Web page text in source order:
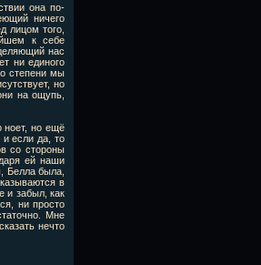
она по-
ничего
лицом того,
к себе
нас
ни единого
степени мы
но
на ощупь,
ноет, но ещё
если да, то
со стороны
ей наши
Белла была,
в
и забыл, как
ни просто
Мне
нечто